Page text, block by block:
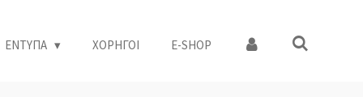
ΕΝΤΥΠΑ ΧΟΡΗΓΟΙ Ε-SHOP